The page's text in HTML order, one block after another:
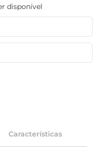
disponível
Características